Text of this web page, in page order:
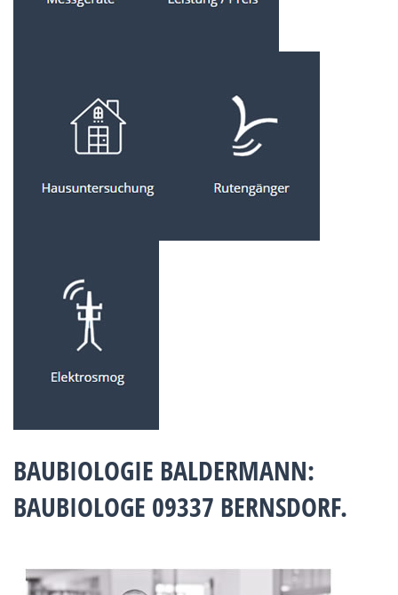
BAUBIOLOGIE BALDERMANN:
BAUBIOLOGE 09337 BERNSDORF.